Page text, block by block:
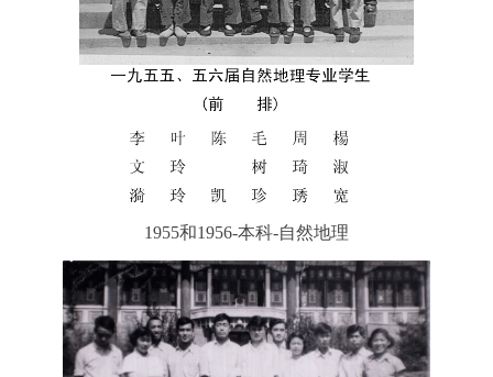
1955和1956-本科-自然地理